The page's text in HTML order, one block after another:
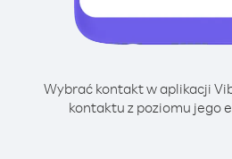
Wybrać kontakt w aplikacji
kontaktu z poziomu jego